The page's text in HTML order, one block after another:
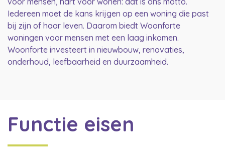
Iedereen moet de kans krijgen op een woning die past
bij zijn of haar leven. Daarom biedt Woonforte
woningen voor mensen met een laag inkomen.
Woonforte investeert in nieuwbouw, renovaties,
onderhoud, leefbaarheid en duurzaamheid.
Functie eisen